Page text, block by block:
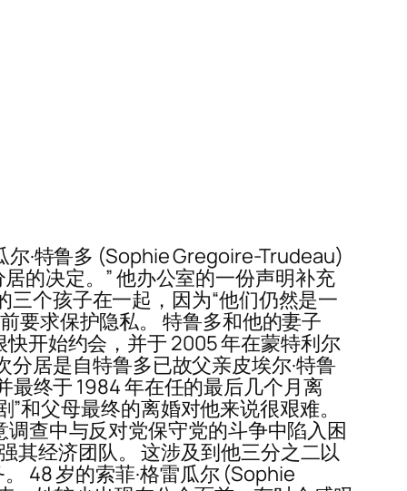
·特鲁多 (Sophie Gregoire-Trudeau)
的决定。” 他办公室的一份声明补充
个孩子在一起，因为“他们仍然是一
要求保护隐私。 特鲁多和他的妻子
开始约会，并于 2005 年在蒙特利尔
分居是自特鲁多已故父亲皮埃尔·特鲁
最终于 1984 年在任的最后几个月离
和父母最终的离婚对他来说很艰难。
查中与反对党保守党的斗争中陷入困
其经济团队。 这涉及到他三分之二以
48 岁的索菲·格雷瓜尔 (Sophie